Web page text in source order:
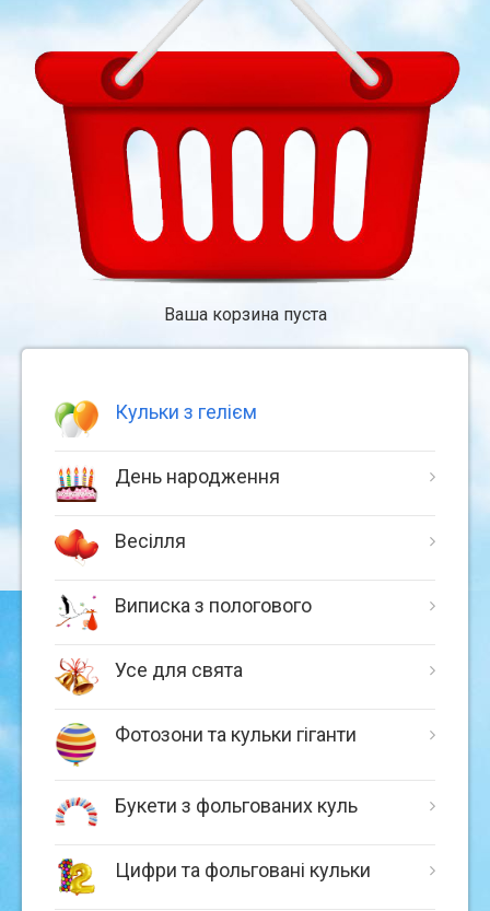
Ваша корзина пуста
Кульки з гелієм
День народження
Весілля
Виписка з пологового
Усе для свята
Фотозони та кульки гіганти
Букети з фольгованих куль
Цифри та фольговані кульки